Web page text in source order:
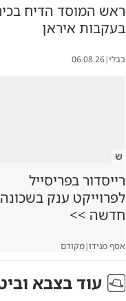
ראש המוסד הדיח
בעקבות איראן
בבלי|
06.08.26
ש
רייסדור בפריסייל
לפרוייקט ענק בשכונה
חדשה >>
אסף מגידו|מקודם
עוד בצבא